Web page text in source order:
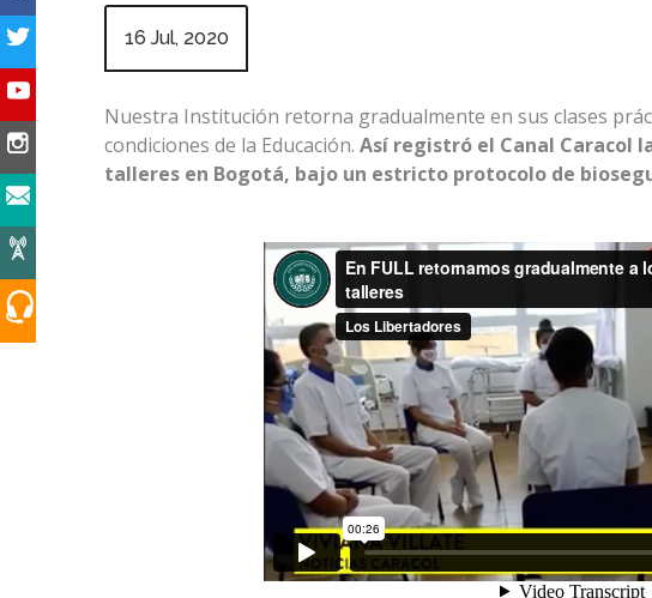
16 Jul, 2020
Nuestra Institución retorna gradualmente en sus clases
condiciones de la Educación. Así registró el Canal Caracol
talleres en Bogotá, bajo un estricto protocolo de